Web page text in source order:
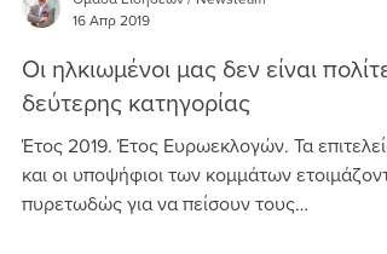
16 Απρ 2019
Οι ηλκιωμένοι μας δεν είναι
δεύτερης κατηγορίας
Έτος 2019. Έτος Ευρωεκλογών. Τα επιτελεία
και οι υποψήφιοι των κομμάτων